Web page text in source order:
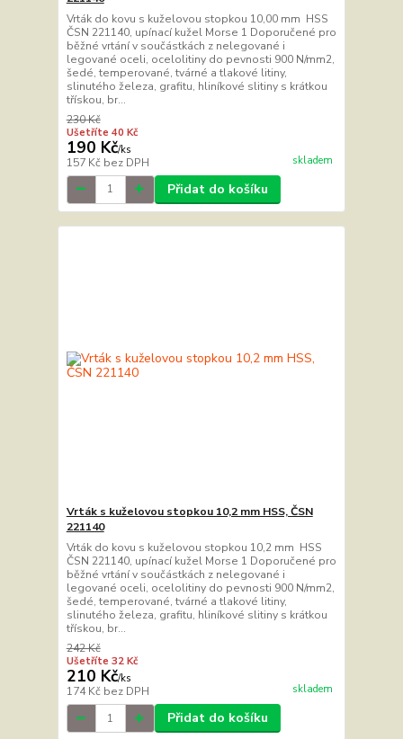
Vrták do kovu s kuželovou stopkou 10,00 mm HSS
ČSN 221140, upínací kužel Morse 1 Doporučené pro
běžné vrtání v součástkách z nelegované i
legované oceli, ocelolitiny do pevnosti 900 N/mm2,
šedé, temperované, tvárné a tlakové litiny,
slinutého železa, grafitu, hliníkové slitiny s krátkou
třískou, br...
230 Kč
Ušetříte 40 Kč
190 Kč/ks
157 Kč bez DPH skladem
Přidat do košíku
Vrták s kuželovou stopkou 10,2 mm HSS, ČSN
221140
Vrták do kovu s kuželovou stopkou 10,2 mm HSS
ČSN 221140, upínací kužel Morse 1 Doporučené pro
běžné vrtání v součástkách z nelegované i
legované oceli, ocelolitiny do pevnosti 900 N/mm2,
šedé, temperované, tvárné a tlakové litiny,
slinutého železa, grafitu, hliníkové slitiny s krátkou
třískou, br...
242 Kč
Ušetříte 32 Kč
210 Kč/ks
174 Kč bez DPH skladem
Přidat do košíku